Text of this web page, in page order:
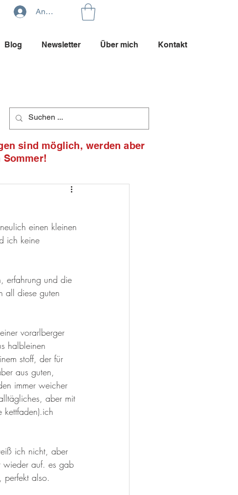
Anmelden
Blog Newsletter Über mich Kontakt
sind möglich, werden aber
einen kleinen
ich keine
erfahrung und die
all diese guten
vorarlberger
halbleinen
stoff, der für
aus guten,
immer weicher
aber mit
ich nicht, aber
wieder auf. es gab
perfekt also.